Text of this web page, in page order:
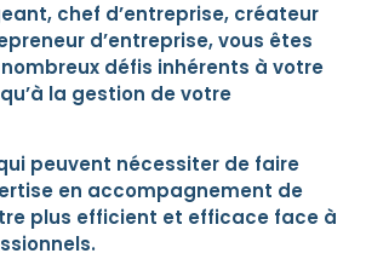
chef d’entreprise, créateur
d’entreprise, vous êtes
défis inhérents à votre
la gestion de votre
peuvent nécessiter de faire
en accompagnement de
plus efficient et efficace face à